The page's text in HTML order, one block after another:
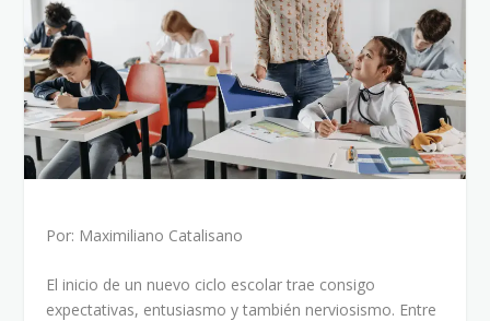
Por: Maximiliano Catalisano
El inicio de un nuevo ciclo escolar trae consigo
expectativas, entusiasmo y también nerviosismo. Entre